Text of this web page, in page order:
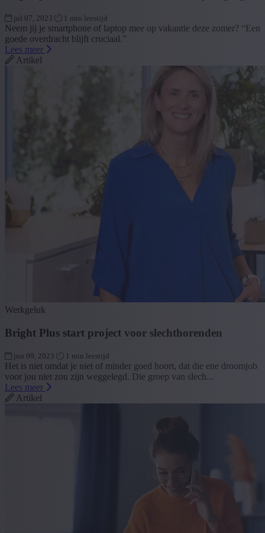
jul 07, 2023 1 min leestijd
Neem jij je smartphone of laptop mee op vakantie deze zomer? “Een
goede overdracht blijft cruciaal.”
Lees meer
Artikel
Werkgeluk
Bright Plus start project voor slechthorenden
jun 09, 2023 1 min leestijd
Het is niet omdat je niet of minder goed hoort, dat die ene droomjob
voor jou niet zou zijn weggelegd. Die groep van slech...
Lees meer
Artikel